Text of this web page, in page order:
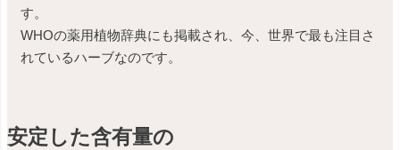
す。
WHOの薬用植物辞典にも掲載され、今、世界で最も注目さ
れているハーブなのです。
安定した含有量の